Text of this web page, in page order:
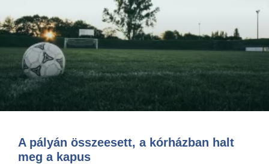
A pályán összeesett, a kórházban halt
meg a kapus